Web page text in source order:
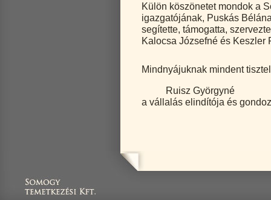
Külön köszönetet mondok a
igazgatójának, Puskás
segítette, támogatta,
Kalocsa Józsefné és Keszler
Mindnyájuknak mindent
Ruisz Györgyné
a vállalás elindítója és